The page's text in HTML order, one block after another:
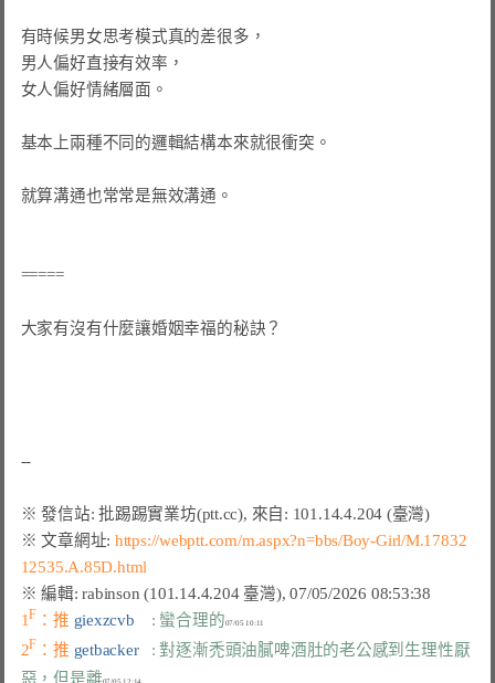
有時候男女思考模式真的差很多，
男人偏好直接有效率，
女人偏好情緒層面。
基本上兩種不同的邏輯結構本來就很衝突。
就算溝通也常常是無效溝通。
=====
大家有沒有什麼讓婚姻幸福的秘訣？
※ 發信站: 批踢踢實業坊(ptt.cc), 來自: 101.14.4.204 (臺灣)
※ 文章網址: https://webptt.com/m.aspx?n=bbs/Boy-Girl/M.17832
12535.A.85D.html
1F ：推 giexzcvb : 蠻合理的
2F ：推 getbacker : 對逐漸禿頭油膩啤酒肚的老公感到生理性厭
惡，但是離